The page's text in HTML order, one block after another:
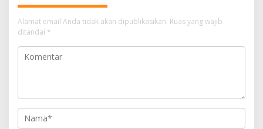
Alamat email Anda tidak akan dipublikasikan. Ruas yang wajib
ditandai *